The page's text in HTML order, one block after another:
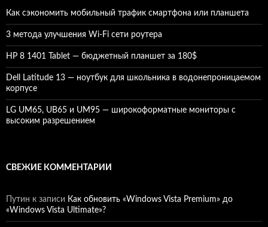
Как сэкономить мобильный трафик смартфона или планшета
3 метода улучшения Wi-Fi сети роутера
HP 8 1401 Tablet — бюджетный планшет за 180$
Dell Latitude 13 — ноутбук для школьника в водонепроницаемом
корпусе
LG UM65, UB65 и UM95 — широкоформатные мониторы с
высоким разрешением
СВЕЖИЕ КОММЕНТАРИИ
Путин к записи Как обновить «Windows Vista Premium» до
«Windows Vista Ultimate»?